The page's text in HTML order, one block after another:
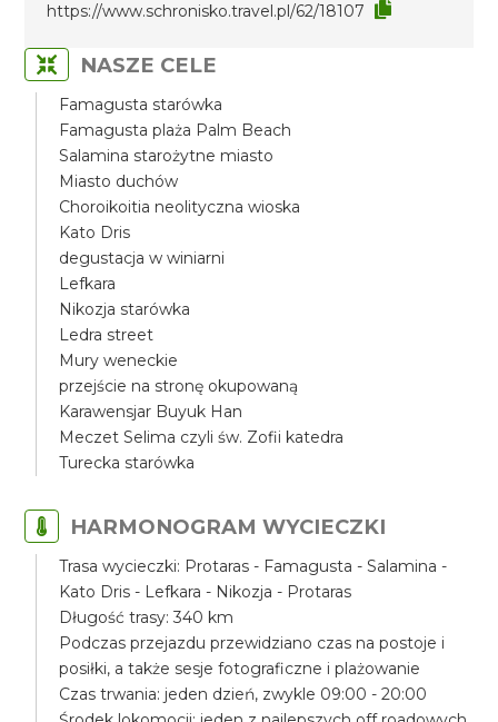
https://www.schronisko.travel.pl/62/18107
NASZE CELE
Famagusta starówka
Famagusta plaża Palm Beach
Salamina starożytne miasto
Miasto duchów
Choroikoitia neolityczna wioska
Kato Dris
degustacja w winiarni
Lefkara
Nikozja starówka
Ledra street
Mury weneckie
przejście na stronę okupowaną
Karawensjar Buyuk Han
Meczet Selima czyli św. Zofii katedra
Turecka starówka
HARMONOGRAM WYCIECZKI
Trasa wycieczki: Protaras - Famagusta - Salamina -
Kato Dris - Lefkara - Nikozja - Protaras
Długość trasy: 340 km
Podczas przejazdu przewidziano czas na postoje i
posiłki, a także sesje fotograficzne i plażowanie
Czas trwania: jeden dzień, zwykle 09:00 - 20:00